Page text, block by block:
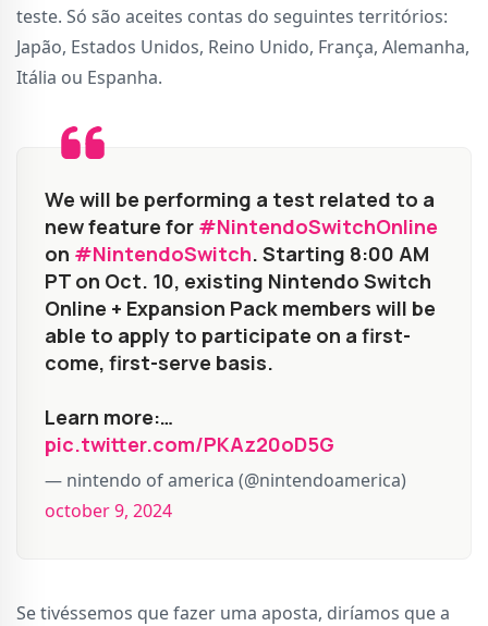
teste. Só são aceites contas do seguintes territórios:
Japão, Estados Unidos, Reino Unido, França, Alemanha,
Itália ou Espanha.
We will be performing a test related to a
new feature for #NintendoSwitchOnline
on #NintendoSwitch. Starting 8:00 AM
PT on Oct. 10, existing Nintendo Switch
Online + Expansion Pack members will be
able to apply to participate on a first-
come, first-serve basis.
Learn more:…
pic.twitter.com/PKAz20oD5G
— nintendo of america (@nintendoamerica)
october 9, 2024
Se tivéssemos que fazer uma aposta, diríamos que a